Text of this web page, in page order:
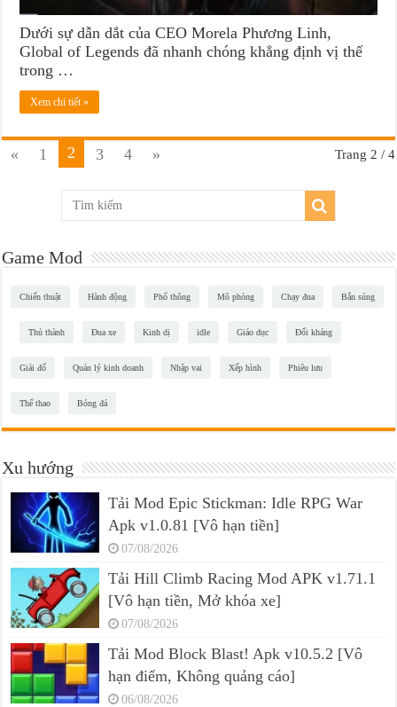
Dưới sự dẫn dắt của CEO Morela Phương Linh,
Global of Legends đã nhanh chóng khẳng định vị thế
trong …
Xem chi tiết »
Trang 2 / 4
« 1 2 3 4 »
Game Mod
Chiến thuật Hành động Phổ thông Mô phỏng Chạy đua Bắn súng
Thủ thành Đua xe Kinh dị idle Giáo dục Đối kháng
Giải đố Quản lý kinh doanh Nhập vai Xếp hình Phiêu lưu
Thể thao Bóng đá
Xu hướng
Tải Mod Epic Stickman: Idle RPG War
Apk v1.0.81 [Vô hạn tiền]
07/08/2026
Tải Hill Climb Racing Mod APK v1.71.1
[Vô hạn tiền, Mở khóa xe]
07/08/2026
Tải Mod Block Blast! Apk v10.5.2 [Vô
hạn điểm, Không quảng cáo]
06/08/2026